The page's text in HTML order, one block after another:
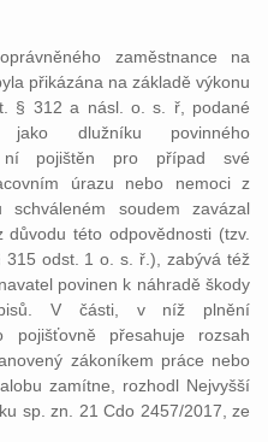
zaměstnance na
přikázána na základě výkonu
§ 312 a násl. o. s. ř, podané
dlužníku povinného
pojištěn pro případ své
úrazu nebo nemoci z
soudem zavázal
této odpovědnosti (tzv.
315 odst. 1 o. s. ř.), zabývá též
povinen k náhradě škody
V části, v níž plnění
pojišťovně přesahuje rozsah
zákoníkem práce nebo
zamítne, rozhodl Nejvyšší
sp. zn. 21 Cdo 2457/2017, ze